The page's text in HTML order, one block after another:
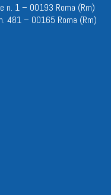
n. 1 – 00193 Roma (Rm)
481 – 00165 Roma (Rm)